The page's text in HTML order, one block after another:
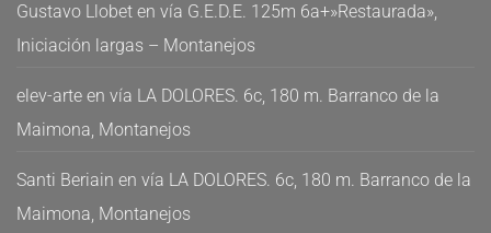
Gustavo Llobet en vía G.E.D.E. 125m 6a+»Restaurada»,
Iniciación largas – Montanejos
elev-arte en vía LA DOLORES. 6c, 180 m. Barranco de la
Maimona, Montanejos
Santi Beriain en vía LA DOLORES. 6c, 180 m. Barranco de la
Maimona, Montanejos